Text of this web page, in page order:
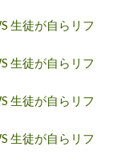
生徒が自らリフ
生徒が自らリフ
生徒が自らリフ
生徒が自らリフ